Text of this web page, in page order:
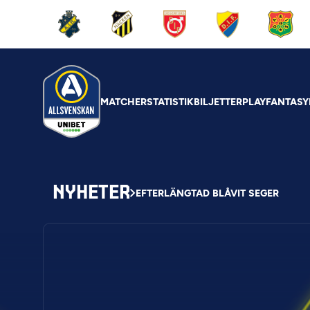
MATCHERSTATISTIKBILJETTERPLAYFANTASY
NYHETER EFTERLÄNGTAD BLÅVIT SEGER